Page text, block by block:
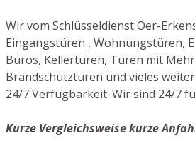
Wir vom Schlüsseldienst Oer-
Eingangstüren , Wohnungstüren,
Büros, Kellertüren, Türen mit
Brandschutztüren und vieles
24/7 Verfügbarkeit: Wir sind 24/7
Kurze Vergleichsweise kurze